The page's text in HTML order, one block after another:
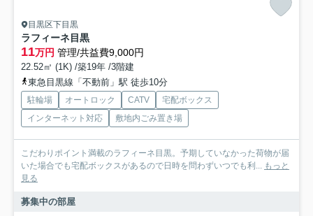
目黒区下目黒
ラフィーネ目黒
11万円 管理/共益費9,000円
22.52㎡ (1K) /築19年 /3階建
東急目黒線「不動前」駅 徒歩10分
駐輪場 オートロック CATV
宅配ボックス
インターネット対応
敷地内ごみ置き場
こだわりポイント満載のラフィーネ目黒。予期していなかった荷物が届
いた場合でも宅配ボックスがあるので日時を問わずいつでも利... もっと
見る
募集中の部屋